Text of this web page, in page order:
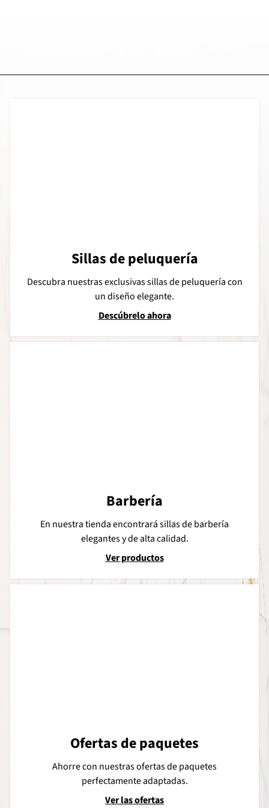
Sillas de peluquería
Descubra nuestras exclusivas sillas de peluquería con
un diseño elegante.
Descúbrelo ahora
Barbería
En nuestra tienda encontrará sillas de barbería
elegantes y de alta calidad.
Ver productos
Ofertas de paquetes
Ahorre con nuestras ofertas de paquetes
perfectamente adaptadas.
Ver las ofertas